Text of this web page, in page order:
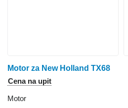
Motor za New Holland TX68
Cena na upit
Motor